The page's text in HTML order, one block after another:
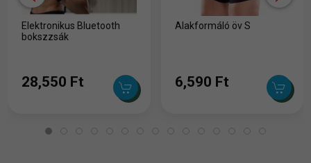
Elektronikus Bluetooth
bokszzsák
28,550 Ft
Alakformáló öv S
6,590 Ft